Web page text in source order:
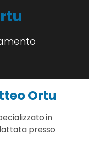
Ortu
in
presso